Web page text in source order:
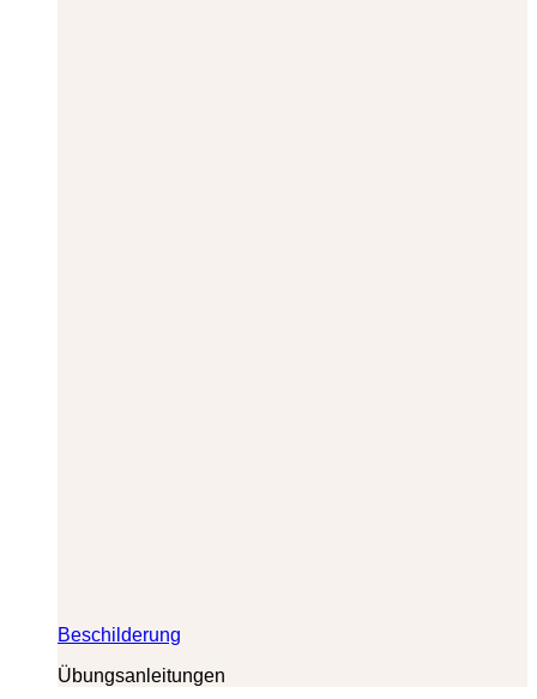
Beschilderung
Übungsanleitungen